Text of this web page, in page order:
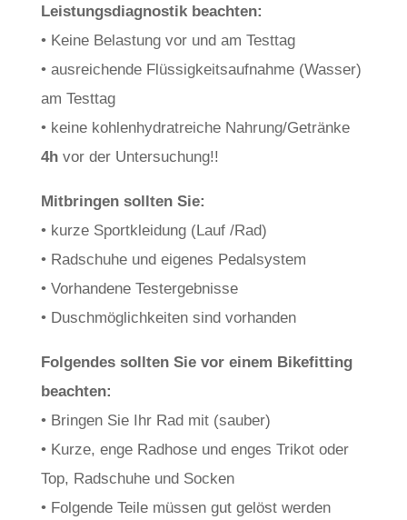
Leistungsdiagnostik beachten:
• Keine Belastung vor und am Testtag
• ausreichende Flüssigkeitsaufnahme (Wasser)
am Testtag
• keine kohlenhydratreiche Nahrung/Getränke
4hvor der Untersuchung!!
Mitbringen sollten Sie:
• kurze Sportkleidung (Lauf /Rad)
• Radschuhe und eigenes Pedalsystem
• Vorhandene Testergebnisse
• Duschmöglichkeiten sind vorhanden
Folgendes sollten Sie vor einem Bikefitting
beachten:
• Bringen Sie Ihr Rad mit (sauber)
• Kurze, enge Radhose und enges Trikot oder
Top, Radschuhe und Socken
• Folgende Teile müssen gut gelöst werden